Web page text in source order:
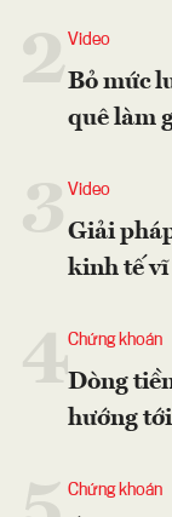
2Video
Bỏ mức
quê làm
Video
Giải
kinh tế vĩ
4Chứng khoán
Dòng
hướng
Chứng khoán